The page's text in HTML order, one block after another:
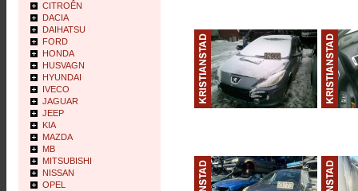
CITROÊN
DACIA
DAIHATSU
FORD
HONDA
HUSVAGN
HYUNDAI
IVECO
JAGUAR
JEEP
KIA
MAZDA
MB
MITSUBISHI
NISSAN
OPEL